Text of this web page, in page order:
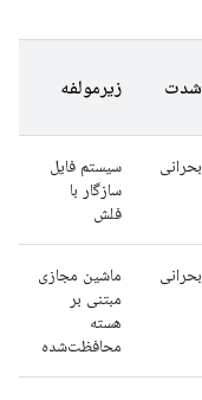
شدت زیرمولفه
بحرانی
سیستم فایل
سازگار با
فلش
بحرانی
ماشین مجازی
مبتنی بر
هسته
محافظت‌شده